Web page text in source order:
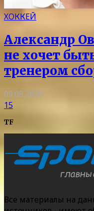
ХОККЕЙ
Александр
не хочет
тренером
09.08.2026
15
TF
Все материалы на